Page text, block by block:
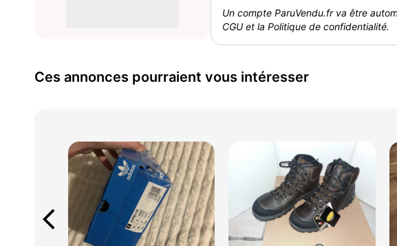
Un compte ParuVendu.fr va être
CGU et la Politique de confidentialité.
Ces annonces pourraient vous intéresser
arrow_back_ios